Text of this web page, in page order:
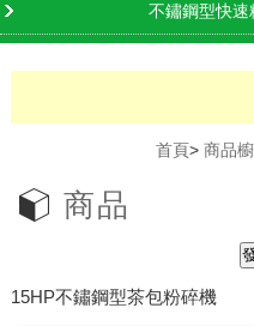
不鏽鋼型快
首頁> 商品
商品
15HP不鏽鋼型茶包粉碎機